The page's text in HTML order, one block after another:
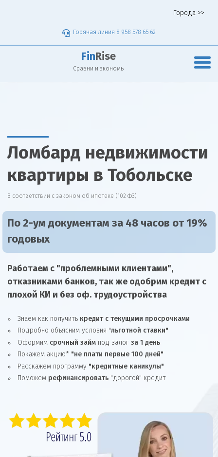
Города >>
Горячая линия 8 958 578 65 62
Fin Rise
Сравни и экономь
Ломбард недвижимости
квартиры в Тобольске
В соответствии с законом об ипотеке (102 ФЗ)
По 2-ум документам за 48 часов от 19%
годовых
Работаем с "проблемными клиентами",
отказниками банков, так же одобрим кредит с
плохой КИ и без оф. трудоустройства
Знаем как получить кредит с текущими просрочками
Подробно объясним условия "льготной ставки"
Оформим срочный займ под залог за 1 день
Покажем акцию* "не плати первые 100 дней"
Расскажем программу "кредитные каникулы"
Поможем рефинансировать "дорогой" кредит